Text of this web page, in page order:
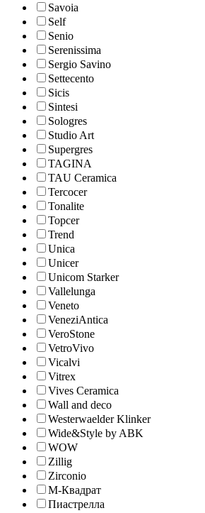
Savoia
Self
Senio
Serenissima
Sergio Savino
Settecento
Sicis
Sintesi
Sologres
Studio Art
Supergres
TAGINA
TAU Ceramica
Tercocer
Tonalite
Topcer
Trend
Unica
Unicer
Unicom Starker
Vallelunga
Veneto
VeneziAntica
VeroStone
VetroVivo
Vicalvi
Vitrex
Vives Ceramica
Wall and deco
Westerwaelder Klinker
Wide&Style by ABK
WOW
Zillig
Zirconio
М-Квадрат
Пиастрелла